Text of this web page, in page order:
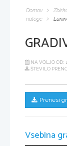
Domov
naloge
NA VOLJO OD:
ŠTEVILO
Prenesi
Vsebina